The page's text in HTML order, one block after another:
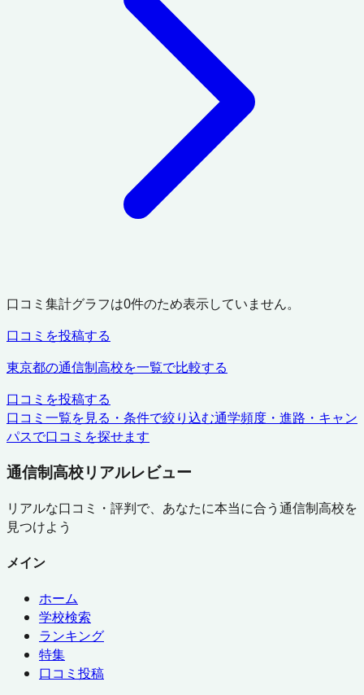
口コミ集計グラフは0件のため表示していません。
口コミを投稿する
東京都の通信制高校を一覧で比較する
口コミを投稿する
口コミ一覧を見る・条件で絞り込む通学頻度・進路・キャン
パスで口コミを探せます
通信制高校リアルレビュー
リアルな口コミ・評判で、あなたに本当に合う通信制高校を
見つけよう
メイン
ホーム
学校検索
ランキング
特集
口コミ投稿